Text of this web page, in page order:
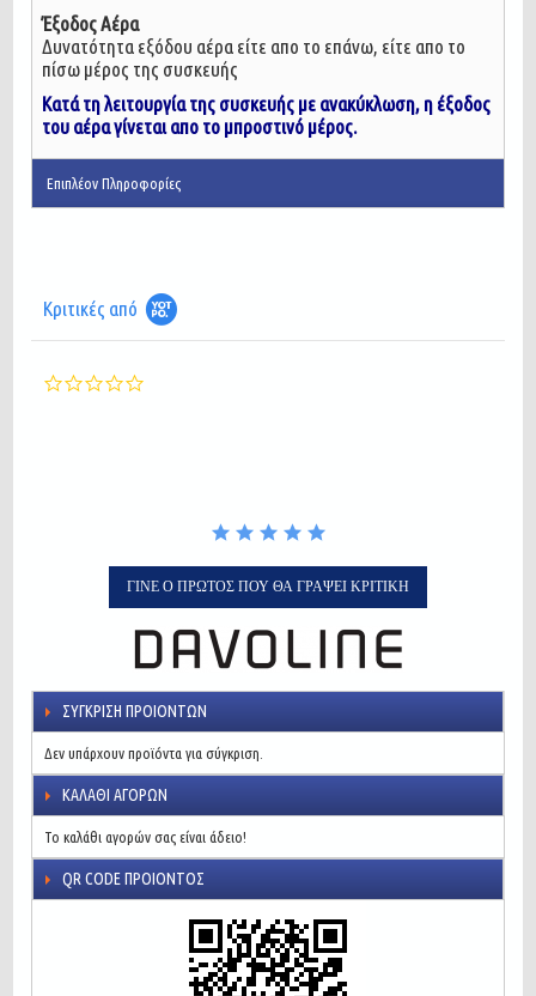
Έξοδος Αέρα
Δυνατότητα εξόδου αέρα είτε απο το επάνω, είτε απο το
πίσω μέρος της συσκευής
Κατά τη λειτουργία της συσκευής με ανακύκλωση, η έξοδος
του αέρα γίνεται απο το μπροστινό μέρος.
Επιπλέον Πληροφορίες
Κριτικές από
ΓΊΝΕ Ο ΠΡΏΤΟΣ ΠΟΥ ΘΑ ΓΡΆΨΕΙ ΚΡΙΤΙΚΉ
ΣΎΓΚΡΙΣΗ ΠΡΟΙΌΝΤΩΝ
Δεν υπάρχουν προϊόντα για σύγκριση.
ΚΑΛΆΘΙ ΑΓΟΡΏΝ
Το καλάθι αγορών σας είναι άδειο!
QR CODE ΠΡΟΙΌΝΤΟΣ